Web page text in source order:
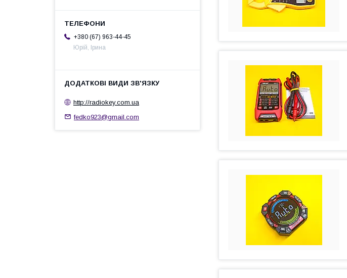
+380 (67) 963-44-45
Юрій, Ірина
http://radiokey.com.ua
fedko923@gmail.com